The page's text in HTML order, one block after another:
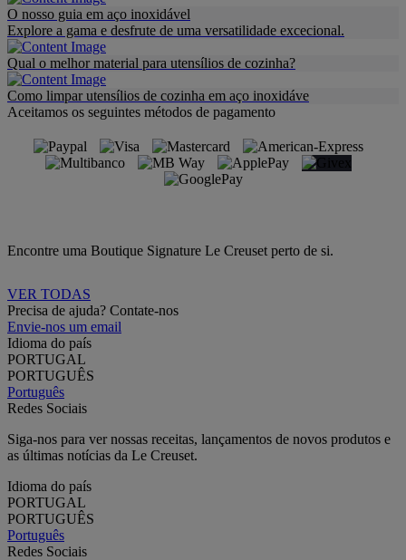
O nosso guia em aço inoxidável
Explore a gama e desfrute de uma versatilidade excecional.
Qual o melhor material para utensílios de cozinha?
Como limpar utensílios de cozinha em aço inoxidáve
Aceitamos os seguintes métodos de pagamento
Encontre uma Boutique Signature Le Creuset perto de si.
VER TODAS
Precisa de ajuda? Contate-nos
Envie-nos um email
Idioma do país
PORTUGAL
PORTUGUÊS
Português
Redes Sociais
Siga-nos para ver nossas receitas, lançamentos de novos produtos e
as últimas notícias da Le Creuset.
Idioma do país
PORTUGAL
PORTUGUÊS
Português
Redes Sociais